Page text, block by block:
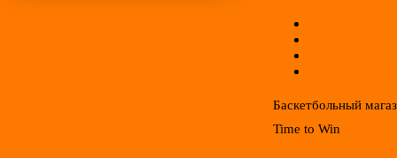
Баскетбольный
Time to Win